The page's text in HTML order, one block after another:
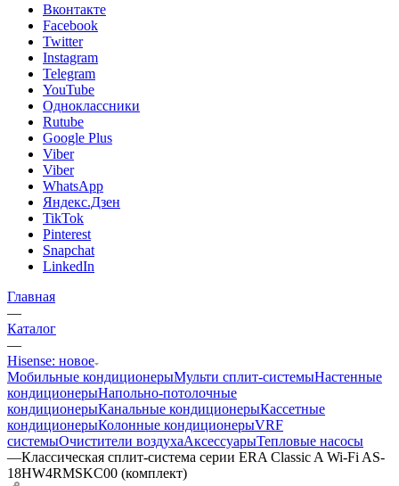
Вконтакте
Facebook
Twitter
Instagram
Telegram
YouTube
Одноклассники
Rutube
Google Plus
Viber
Viber
WhatsApp
Яндекс.Дзен
TikTok
Pinterest
Snapchat
LinkedIn
Главная
—
Каталог
—
Hisense: новое
Мобильные кондиционерыМульти сплит-системыНастенные
кондиционерыНапольно-потолочные
кондиционерыКанальные кондиционерыКассетные
кондиционерыКолонные кондиционерыVRF
системыОчистители воздухаАксессуарыТепловые насосы
—Классическая сплит-система серии ERA Classic A Wi-Fi AS-
18HW4RMSKC00 (комплект)